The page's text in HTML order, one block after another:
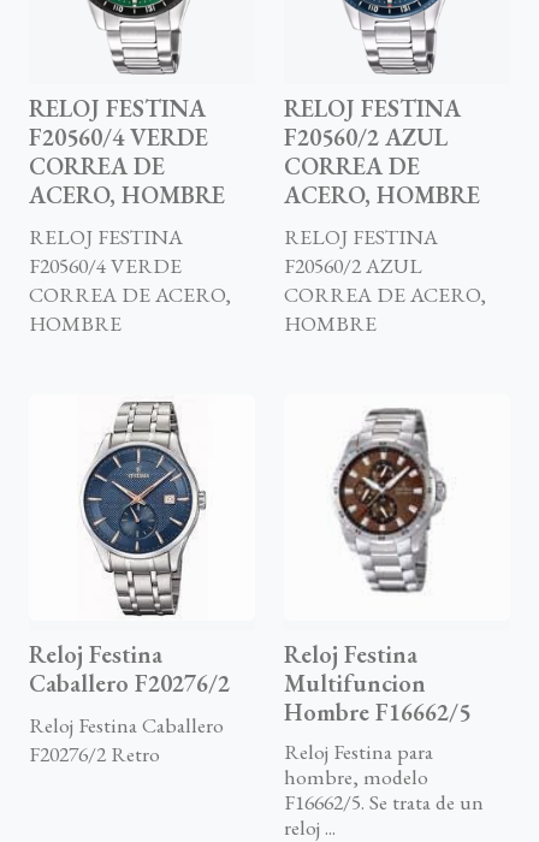
RELOJ FESTINA
F20560/4 VERDE
CORREA DE
ACERO, HOMBRE
RELOJ FESTINA
F20560/4 VERDE
CORREA DE ACERO,
HOMBRE
RELOJ FESTINA
F20560/2 AZUL
CORREA DE
ACERO, HOMBRE
RELOJ FESTINA
F20560/2 AZUL
CORREA DE ACERO,
HOMBRE
Reloj Festina
Caballero F20276/2
Reloj Festina Caballero
F20276/2 Retro
Reloj Festina
Multifuncion
Hombre F16662/5
Reloj Festina para
hombre, modelo
F16662/5. Se trata de un
reloj ...